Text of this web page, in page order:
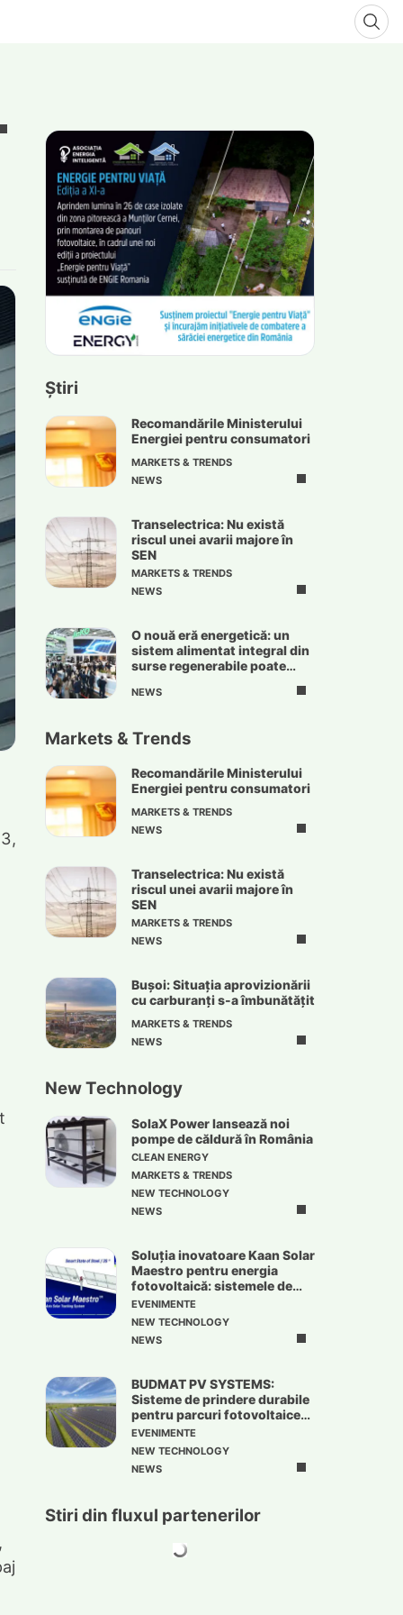
Știri
Recomandările Ministerului
Energiei pentru consumatori
MARKETS & TRENDS
NEWS
Transelectrica: Nu există
riscul unei avarii majore în
SEN
MARKETS & TRENDS
NEWS
O nouă eră energetică: un
sistem alimentat integral din
surse regenerabile poate
NEWS
Markets & Trends
Recomandările Ministerului
Energiei pentru consumatori
MARKETS & TRENDS
NEWS
Transelectrica: Nu există
riscul unei avarii majore în
SEN
MARKETS & TRENDS
NEWS
Bușoi: Situația aprovizionării
cu carburanți s-a îmbunătățit
MARKETS & TRENDS
NEWS
New Technology
SolaX Power lansează noi
pompe de căldură în România
CLEAN ENERGY
MARKETS & TRENDS
NEW TECHNOLOGY
NEWS
Soluția inovatoare Kaan Solar
Maestro pentru energia
fotovoltaică: sistemele de
urmărire solară
EVENIMENTE
NEW TECHNOLOGY
NEWS
BUDMAT PV SYSTEMS:
Sisteme de prindere durabile
pentru parcuri fotovoltaice
de mari dimensiuni
EVENIMENTE
NEW TECHNOLOGY
NEWS
Stiri din fluxul partenerilor